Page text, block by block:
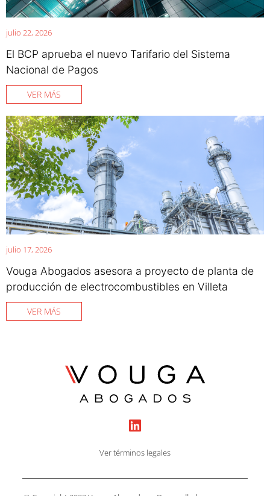
julio 22, 2026
El BCP aprueba el nuevo Tarifario del Sistema
Nacional de Pagos
VER MÁS
julio 17, 2026
Vouga Abogados asesora a proyecto de planta de
producción de electrocombustibles en Villeta
VER MÁS
Ver términos legales